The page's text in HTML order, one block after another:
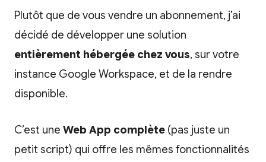
Plutôt que de vous vendre un abonnement, j’ai
décidé de développer une solution
entièrement hébergée chez vous, sur votre
instance Google Workspace, et de la rendre
disponible.
C’est une Web App complète (pas juste un
petit script) qui offre les mêmes fonctionnalités